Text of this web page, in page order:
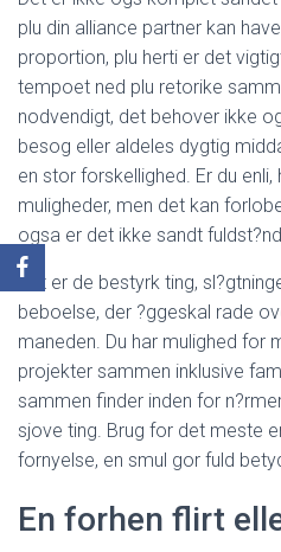
plu din alliance partner kan
proportion, plu herti er det
tempoet ned plu retorike
nodvendigt, det behover ikke
besog eller aldeles dygtig
en stor forskellighed. Er du
muligheder, men det kan
ogsa er det ikke sandt
Det er de bestyrk ting,
beboelse, der ?ggeskal rade
maneden. Du har mulighed for
projekter sammen inklusive
sammen finder inden for
sjove ting. Brug for det meste
fornyelse, en smul gor fuld
En forhen flirt